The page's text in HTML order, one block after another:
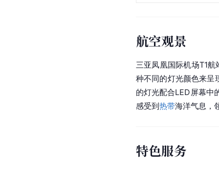
航空观景
三亚凤凰国际机场T1
种不同的灯光颜色来呈
的灯光配合LED屏幕中
感受到热带海洋气息，
特色服务